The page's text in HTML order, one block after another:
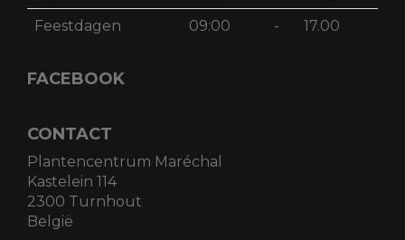
Feestdagen 09:00 - 17.00
FACEBOOK
CONTACT
Plantencentrum Maréchal
Kastelein 114
2300 Turnhout
België